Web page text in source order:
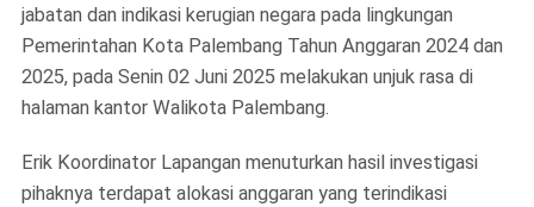
jabatan dan indikasi kerugian negara pada lingkungan
Pemerintahan Kota Palembang Tahun Anggaran 2024 dan
2025, pada Senin 02 Juni 2025 melakukan unjuk rasa di
halaman kantor Walikota Palembang.
Erik Koordinator Lapangan menuturkan hasil investigasi
pihaknya terdapat alokasi anggaran yang terindikasi